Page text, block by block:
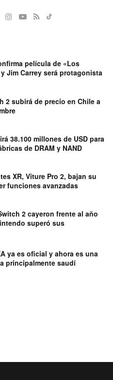
película de «Los
Jim Carrey será protagonista
2 subirá de precio en Chile a
38.100 millones de USD para
de DRAM y NAND
XR, Viture Pro 2, bajan su
funciones avanzadas
2 cayeron frente al año
superó sus
ya es oficial y ahora es una
principalmente saudí